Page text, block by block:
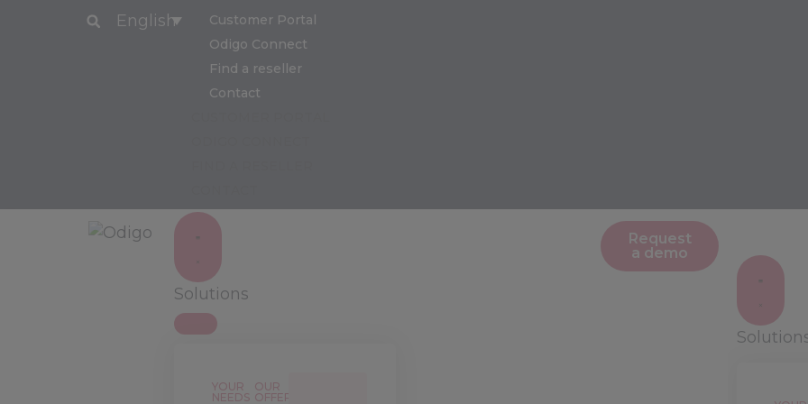
English
Customer Portal
Odigo Connect
Find a reseller
Contact
Solutions
YOUR
NEEDS
OUR
OFFERS
Request
a demo